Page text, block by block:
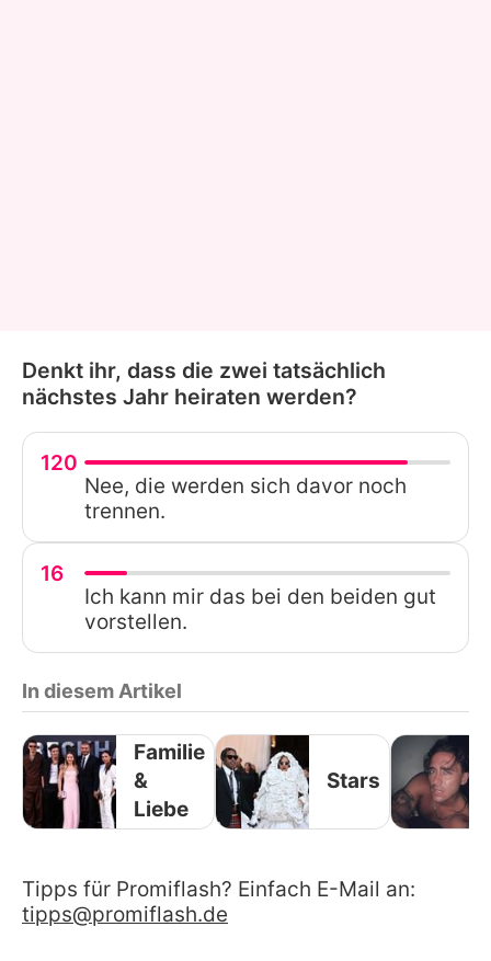
Denkt ihr, dass die zwei tatsächlich
nächstes Jahr heiraten werden?
120
Nee, die werden sich davor noch
trennen.
16
Ich kann mir das bei den beiden gut
vorstellen.
In diesem Artikel
Familie
&
Liebe
Stars
Tipps für Promiflash? Einfach E-Mail an:
tipps@promiflash.de